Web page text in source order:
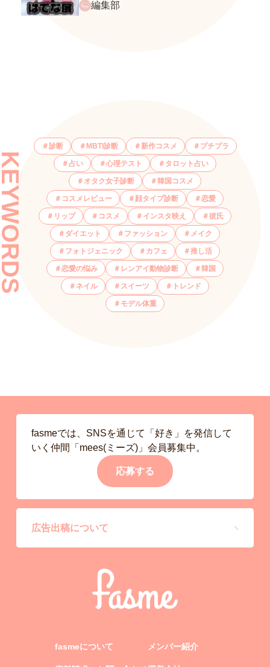
てな展』に行ってきたレポ
編集部
診断 MBTI診断 新作コスメ プチプラ
占い 心理テスト タロット占い
オタク女子診断 韓国コスメ
コスメレビュー 顔タイプ診断 恋愛
リップ コスメ インスタ映え 彼氏
ダイエット ファッション メイク
フォトジェニック カフェ 推し活
恋愛の悩み レンアイ動物診断 韓国
ネイル スイーツ トレンド
モデル体重
fasmeでは、SNSを通じて「好き」を発信して
いく仲間「mees(ミーズ)」会員募集中。
応募する
広告出稿について
fasmeについて メンバー紹介